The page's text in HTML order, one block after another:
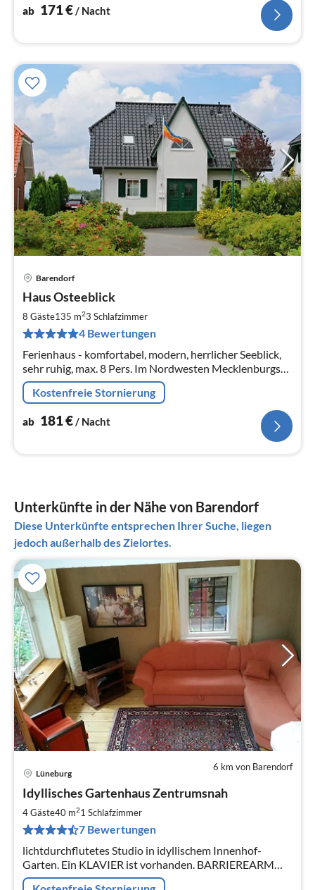
ab 171€/ Nacht
Barendorf
Haus Osteeblick
8 Gäste135 m23 Schlafzimmer
4 Bewertungen
Ferienhaus - komfortabel, modern, herrlicher Seeblick,
sehr ruhig, max. 8 Pers. Im Nordwesten Mecklenburgs
an der Lübecker Bucht liegt dieses komfortabel
ausgestattete Ferienhaus.
Kostenfreie Stornierung
ab 181€/ Nacht
Unterkünfte in der Nähe von Barendorf
Diese Unterkünfte entsprechen Ihrer Suche, liegen
jedoch außerhalb des Zielortes.
6 km von Barendorf
Lüneburg
Idyllisches Gartenhaus Zentrumsnah
4 Gäste40 m21 Schlafzimmer
7 Bewertungen
lichtdurchflutetes Studio in idyllischem Innenhof-
Garten. Ein KLAVIER ist vorhanden. BARRIEREARM
und ALLERGIKERFREUNDLICH: Sprechen Sie uns vor